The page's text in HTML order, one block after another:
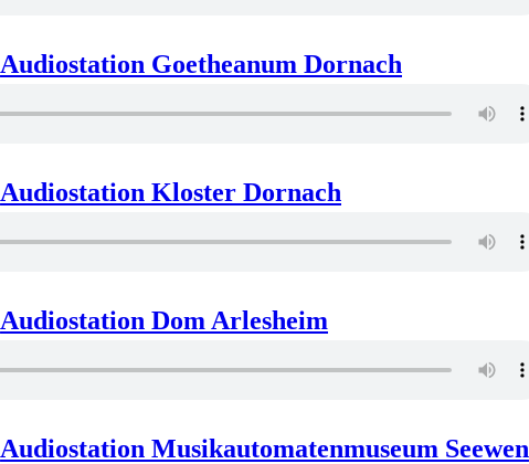
Audiostation Goetheanum Dornach
Audiostation Kloster Dornach
Audiostation Dom Arlesheim
Audiostation Musikautomatenmuseum Seewen